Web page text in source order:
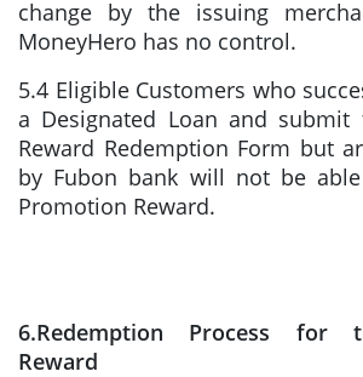
change by the issuing
MoneyHero has no control.
5.4 Eligible Customers who
a Designated Loan and submit
Reward Redemption Form but
by Fubon bank will not be
Promotion Reward.
6.Redemption Process for
Reward